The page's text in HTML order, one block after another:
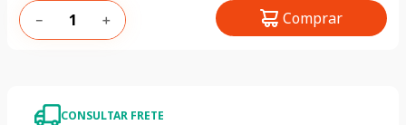
＋
－ Comprar
CONSULTAR FRETE